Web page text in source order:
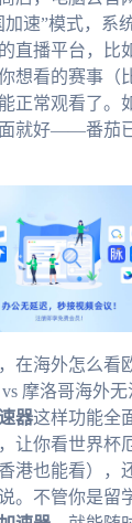
速”模式，系
直播平台，比
想看的赛事（
正常观看了。
就好——番茄
在海外怎么看
摩洛哥海外
器这样功能全
让你看世界杯
港也能看），
。不管你是留